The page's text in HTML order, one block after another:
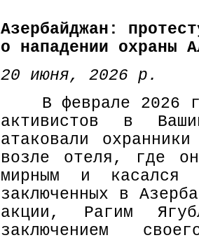
Азербайджан:
о нападении охраны
20 июня, 2026 р.
В феврале 2026
активистов в
атаковали
возле отеля, где
мирным и касался
заключенных в
акции, Рагим
заключением